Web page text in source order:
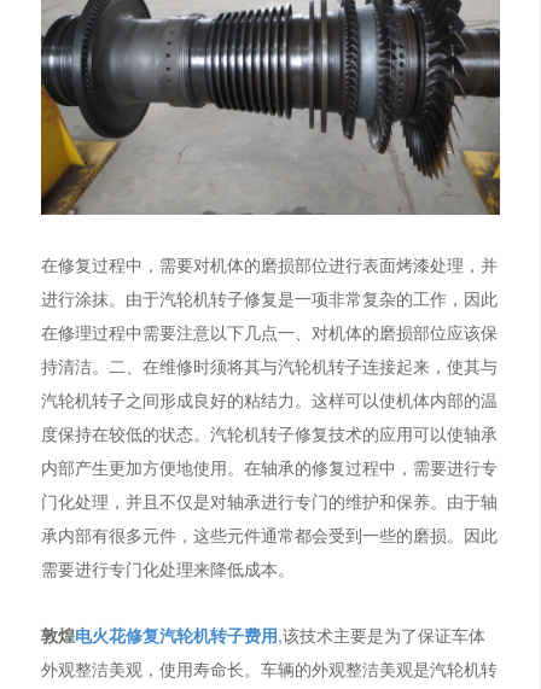
在修复过程中，需要对机体的磨损部位进行表面烤漆处理，并
进行涂抹。由于汽轮机转子修复是一项非常复杂的工作，因此
在修理过程中需要注意以下几点一、对机体的磨损部位应该保
持清洁。二、在维修时须将其与汽轮机转子连接起来，使其与
汽轮机转子之间形成良好的粘结力。这样可以使机体内部的温
度保持在较低的状态。汽轮机转子修复技术的应用可以使轴承
内部产生更加方便地使用。在轴承的修复过程中，需要进行专
门化处理，并且不仅是对轴承进行专门的维护和保养。由于轴
承内部有很多元件，这些元件通常都会受到一些的磨损。因此
需要进行专门化处理来降低成本。
敦煌电火花修复汽轮机转子费用,该技术主要是为了保证车体
外观整洁美观，使用寿命长。车辆的外观整洁美观是汽轮机转